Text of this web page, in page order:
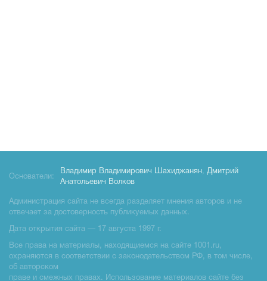
Основатели:
Владимир Владимирович Шахиджанян, Дмитрий
Анатольевич Волков
Администрация сайта не всегда разделяет мнения авторов и не
отвечает за достоверность публикуемых данных.
Дата открытия сайта — 17 августа 1997 г.
Все права на материалы, находящиемся на сайте 1001.ru,
охраняются в соответствии с законодательством РФ, в том числе,
об авторском
праве и смежных правах. Использование материалов сайте без